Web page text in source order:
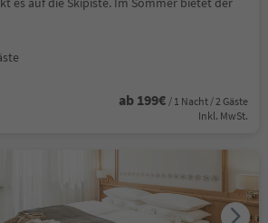
ab 199€ / 1 Nacht / 2 Gäste
Inkl. MwSt.